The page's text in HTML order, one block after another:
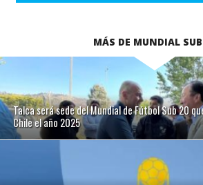
MÁS DE MUNDIAL
Talca será sede del Mundial de Fútbol Sub 20
Chile el año 2025